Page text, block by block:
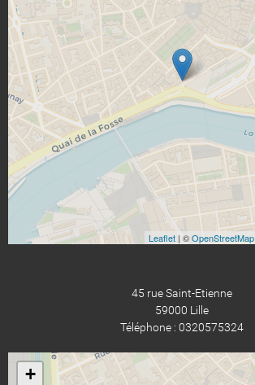
Leaflet | ©OpenStreetMap
45 rue Saint-Etienne
59000 Lille
Téléphone : 0320575324
+